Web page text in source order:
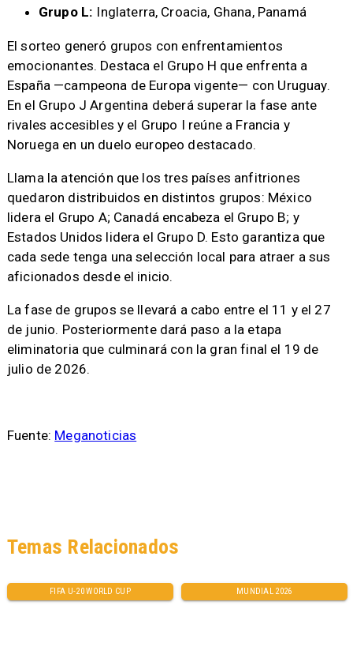
Grupo L: Inglaterra, Croacia, Ghana, Panamá
El sorteo generó grupos con enfrentamientos
emocionantes. Destaca el Grupo H que enfrenta a
España —campeona de Europa vigente— con Uruguay.
En el Grupo J Argentina deberá superar la fase ante
rivales accesibles y el Grupo I reúne a Francia y
Noruega en un duelo europeo destacado.
Llama la atención que los tres países anfitriones
quedaron distribuidos en distintos grupos: México
lidera el Grupo A; Canadá encabeza el Grupo B; y
Estados Unidos lidera el Grupo D. Esto garantiza que
cada sede tenga una selección local para atraer a sus
aficionados desde el inicio.
La fase de grupos se llevará a cabo entre el 11 y el 27
de junio. Posteriormente dará paso a la etapa
eliminatoria que culminará con la gran final el 19 de
julio de 2026.
Fuente: Meganoticias
FIFA U-20 WORLD CUP MUNDIAL 2026
Temas Relacionados